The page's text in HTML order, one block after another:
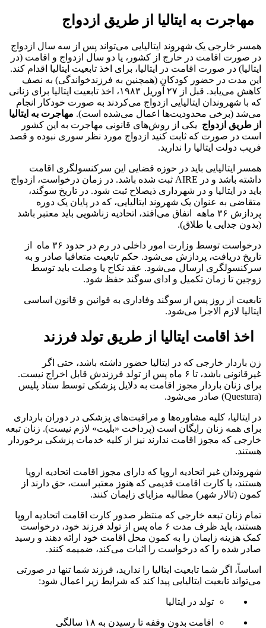
مهاجرت به ایتالیا از طریق ازدواج
همسر خارجی یک شهروند ایتالیایی می‌تواند پس از سه سال ازدواج
در صورت اقامت در خارج از کشور، یا دو سال ازدواج و اقامت (در
ایتالیا) در صورت اقامت در ایتالیا، برای اخذ تابعیت ایتالیا اقدام کند.
این مدت در حضور کودکان (همچنین به فرزندخواندگی) به نصف
کاهش می‌یابد. قبل از ۲۷ آوریل ۱۹۸۳، اخذ تابعیت ایتالیا برای زنانی
که با شهروندان ایتالیایی ازدواج می‌کردند به صورت خودکار انجام
می‌شد (برخی محدودیت‌ها اعمال می‌شده است). مهاجرت به ایتالیا
از طریق ازدواج یکی از روش‌های قانونی مهاجرت به این کشور
است در صورت که ثابت کنید ازدواج مورد نظر سوری نبوده و قصد
فریب دولت ایتالیا را ندارید.
همسر ایتالیایی باید در حوزه قضایی این سرکنسولگری اقامت
داشته باشد و در AIRE ثبت شده باشد. در زمان درخواست، ازدواج
باید در ایتالیا و در شهرداری ذیصلاح ثبت شود. در تاریخ سوگند،
متقاضی به عنوان یک شهروند ایتالیایی، که در پایان یک دوره
پردازش ۳۶ ماهه اتفاق می‌افتد، اتحادیه زناشویی باید معتبر باشد
(بدون جدایی یا طلاق).
درخواست توسط وزارت امور داخلی در رم در حدود ۳۶ ماه از
تاریخ دریافت، پردازش می‌شود. حکم تابعیت متعاقبا صادر و به
سرکنسولگری ارسال می‌شود. عقد نکاح یا وصلت باید توسط
زوجین تا زمان تکمیل و ادای سوگند حفظ شود.
تابعیت از روز پس از سوگند وفاداری به قوانین و قانون اساسی
ایتالیا لازم الاجرا می‌شود.
اخذ اقامت ایتالیا از طریق تولد فرزند
زن باردار خارجی که در ایتالیا حضور داشته باشد، حتی اگر
غیرقانونی باشد، تا ۶ ماه پس از تولد فرزندش قابل اخراج نیست.
برای زنان باردار مجوز اقامت به دلایل پزشکی توسط ستاد پلیس
(Questura) صادر می‌شود.
در ایتالیا، کلیه مشاوره‌ها و مراقبت‌های پزشکی در دوران بارداری
برای همه زنان رایگان است (پرداخت «بلیت» لازم نیست). زنان تبعه
خارجی که مجوز اقامت ندارند نیز از کلیه خدمات پزشکی برخوردار
هستند.
شهروندان غیر اتحادیه اروپا که دارای مجوز اقامت اتحادیه اروپا
هستند، یا کارت اقامت قدیمی که هنوز معتبر است، حق دارند از
کمون (تالار شهر) مطالبه مزایای زایمان کنند.
تمام زنان تبعه خارجی که منتظر صدور کارت اقامت اتحادیه اروپا
هستند، باید ظرف مدت ۶ ماه پس از تولد فرزند خود، درخواست
کمک هزینه زایمان را به کمون محل اقامت خود ارائه دهند و رسید
صادر شده را که درخواست را اثبات می‌کند، ضمیمه کنند.
اساساً، اگر شما تابعیت ایتالیا را ندارید، فرزند شما تنها در صورتی
می‌تواند تابعیت ایتالیایی پیدا کند که شرایط زیر اعمال شود:
تولد در ایتالیا
اقامت بدون وقفه تا رسیدن به ۱۸ سالگی